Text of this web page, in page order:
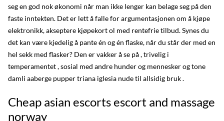
seg en god nok økonomi når man ikke lenger kan belage seg på den
faste inntekten. Det er lett å falle for argumentasjonen om å kjøpe
elektronikk, akseptere kjøpekort ol med rentefrie tilbud. Synes du
det kan være kjedelig å pante én og én flaske, når du står der med en
hel sekk med flasker? Den er vakker å se på , trivelig i
temperamentet , sosial med andre hunder og mennesker og tone
damli aaberge pupper triana iglesia nude til allsidig bruk .
Cheap asian escorts escort and massage
norway